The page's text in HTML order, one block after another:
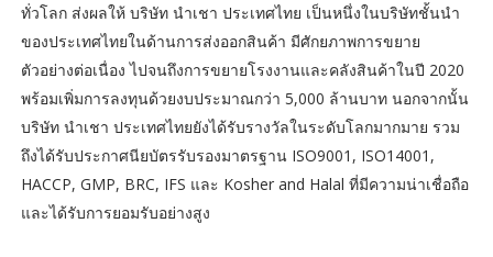
ทั่วโลก ส่งผลให้ บริษัท นำเชา ประเทศไทย เป็นหนึ่งในบริษัทชั้นนำ
ของประเทศไทยในด้านการส่งออกสินค้า มีศักยภาพการขยาย
ตัวอย่างต่อเนื่อง ไปจนถึงการขยายโรงงานและคลังสินค้าในปี 2020
พร้อมเพิ่มการลงทุนด้วยงบประมาณกว่า 5,000 ล้านบาท นอกจากนั้น
บริษัท นำเชา ประเทศไทยยังได้รับรางวัลในระดับโลกมากมาย รวม
ถึงได้รับประกาศนียบัตรรับรองมาตรฐาน ISO9001, ISO14001,
HACCP, GMP, BRC, IFS และ Kosher and Halal ที่มีความน่าเชื่อถือ
และได้รับการยอมรับอย่างสูง